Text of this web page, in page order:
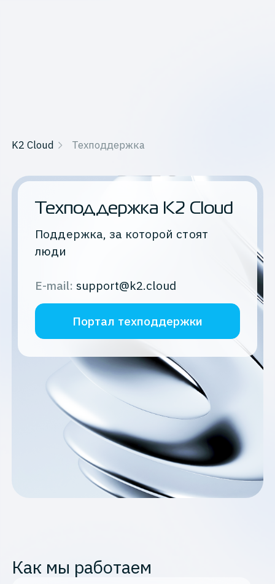
K2 Cloud Техподдержка
Техподдержка K2 Cloud
Поддержка, за которой стоят
люди
Портал техподдержки
Е-mail: support@k2.cloud
Как мы работаем